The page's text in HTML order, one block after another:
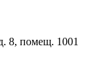
8, помещ. 1001